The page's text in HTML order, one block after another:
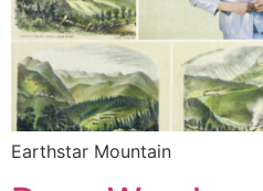
Earthstar Mountain